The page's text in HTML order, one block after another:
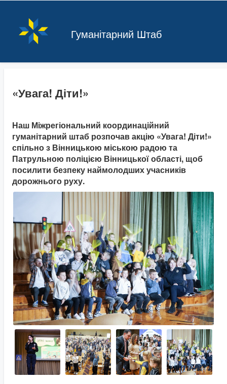
Гуманітарний Штаб
«Увага! Діти!»
Наш Міжрегіональний координаційний
гуманітарний штаб розпочав акцію «Увага! Діти!»
спільно з Вінницькою міською радою та
Патрульною поліцією Вінницької області, щоб
посилити безпеку наймолодших учасників
дорожнього руху.